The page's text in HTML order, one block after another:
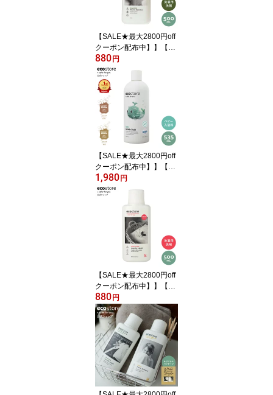
歯 歯を白く 口臭 自然由
来 植物由来
【SALE★最大2800円off
クーポン配布中】】【エ
コストア公式】ecostore
デリケート＆ウールウォ
ッシュ＜おしゃれ着用＞
500mL / おしゃれ着洗剤
おしゃれ着洗い 中性洗剤
敏感肌 低刺激 植物由来
シルク ウール
880 円
【SALE★最大2800円off
クーポン配布中】】【エ
コストア公式】エコスト
ア バブルバス 535mL 入
浴料 ナチュラル | ecostor
e ベビー 泡風呂 入浴料
赤ちゃん 泡風呂 沐浴 沐
浴剤 保湿 子供 キッズ お
風呂 おふろ オーガニッ
ク カモミール配合
1,980 円
【SALE★最大2800円off
クーポン配布中】】【エ
コストア公式】ecostore
ランドリーリキッド ピオ
ニー＆ローズ 500mL / 洗
濯洗剤 液体 洗剤 植物由
来 天然 自然 敏感肌 ベビ
ー 赤ちゃん フローラル
液体洗剤 部屋干し ドラ
ム式
880 円